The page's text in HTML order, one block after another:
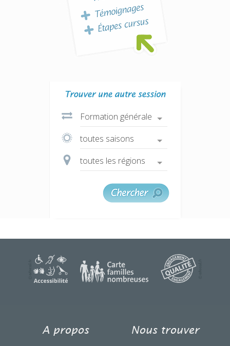
une question ?
A propos Nous trouver